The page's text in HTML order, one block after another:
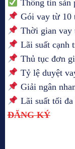
Thông tin sản
Gói vay từ 10
Thời gian vay
Lãi suất cạnh
Thủ tục đơn
Tỷ lệ duyệt
Giải ngân
Lãi suất tối
ĐĂNG KÝ